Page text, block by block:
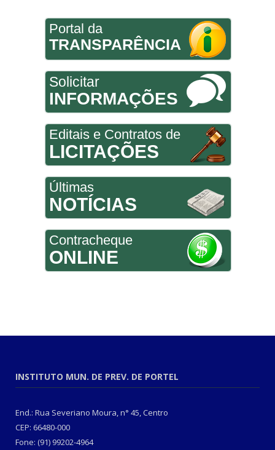
Portal da
TRANSPARÊNCIA
Solicitar
INFORMAÇÕES
Editais e Contratos de
LICITAÇÕES
Últimas
NOTÍCIAS
Contracheque
ONLINE
INSTITUTO MUN. DE PREV. DE PORTEL
End.: Rua Severiano Moura, n° 45, Centro
CEP: 66480-000
Fone: (91) 99202-4964